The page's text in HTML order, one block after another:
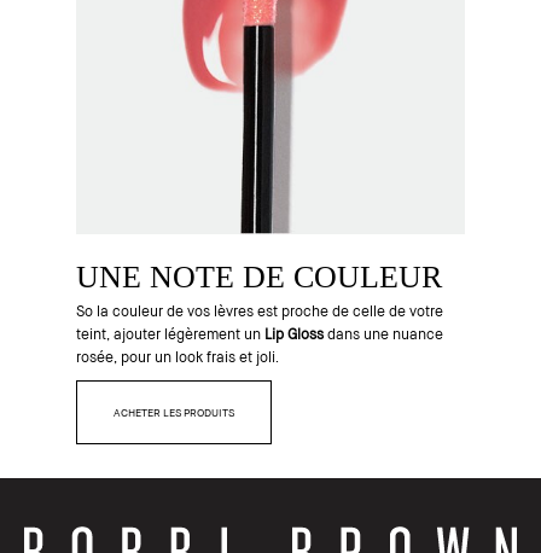
UNE NOTE DE COULEUR
So la couleur de vos lèvres est proche de celle de votre
teint, ajouter légèrement un Lip Glossdans une nuance
rosée, pour un look frais et joli.
ACHETER LES PRODUITS